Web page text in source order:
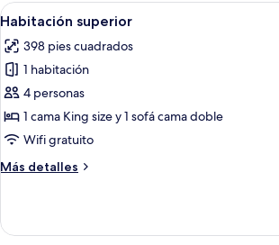
Abrir
todas
las
fotos
de
Habitación
superior
Un
5
Habitación superior
398 pies cuadrados
1 habitación
4 personas
1 cama King size y 1 sofá cama doble
Wifi gratuito
Más detalles
Más
superior